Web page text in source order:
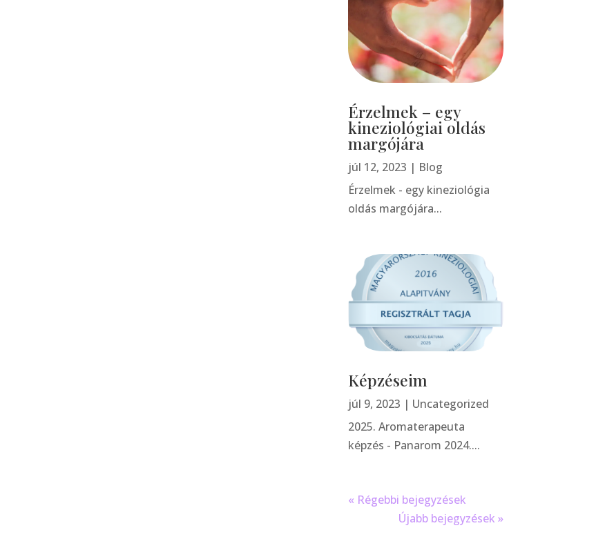
Érzelmek – egy
kineziológiai oldás
margójára
júl 12, 2023 | Blog
Érzelmek - egy kineziológia
oldás margójára...
Képzéseim
júl 9, 2023 | Uncategorized
2025. Aromaterapeuta
képzés - Panarom 2024....
« Régebbi bejegyzések
Újabb bejegyzések »